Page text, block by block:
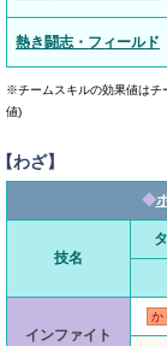
熱き闘志・フィールド
※チームスキルの効果値はチ
値)
わざ】
◆
技名
インファイト
か